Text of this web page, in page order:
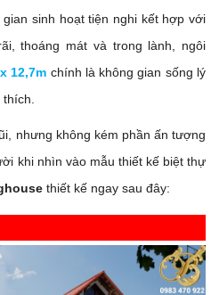
sinh hoạt tiện nghi kết hợp với
thoáng mát và trong lành, ngôi
12,7m chính là không gian sống lý
nhưng không kém phần ấn tượng
khi nhìn vào mẫu thiết kế biệt thự
thiết kế ngay sau đây: